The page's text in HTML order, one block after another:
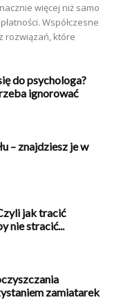
więcej niż samo
Współczesne
rozwiązań, które
do psychologa?
ignorować
– znajdziesz je w
jak tracić
nie stracić...
zamiatarek